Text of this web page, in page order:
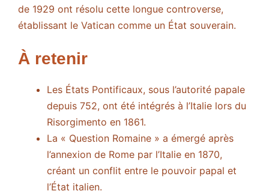
de 1929 ont résolu cette longue controverse,
établissant le Vatican comme un État souverain.
À retenir
Les États Pontificaux, sous l’autorité papale
depuis 752, ont été intégrés à l’Italie lors du
Risorgimento en 1861.
La « Question Romaine » a émergé après
l’annexion de Rome par l’Italie en 1870,
créant un conflit entre le pouvoir papal et
l’État italien.